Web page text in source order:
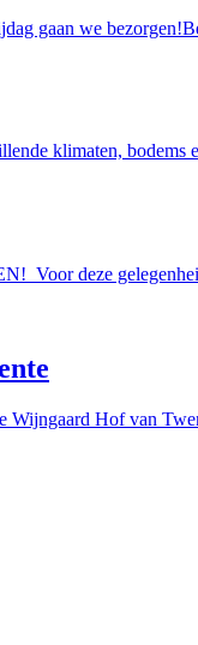
gaan we
klimaten,
Voor deze
Hof van